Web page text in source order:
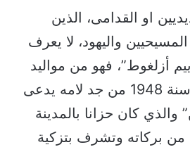
او القدامى، الذين
واليهود، لا يعرف
أزلغوط”، فهو من مواليد
مدينة الصويرة في سنة 1948 من جد لامه يدعى
كان حزانا بالمدينة
من بركاته وتشرف بتزكية